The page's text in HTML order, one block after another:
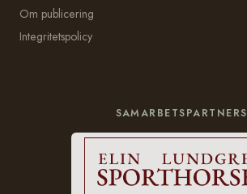
Om publicering
Integritetspolicy
SAMARBETSPARTNERS